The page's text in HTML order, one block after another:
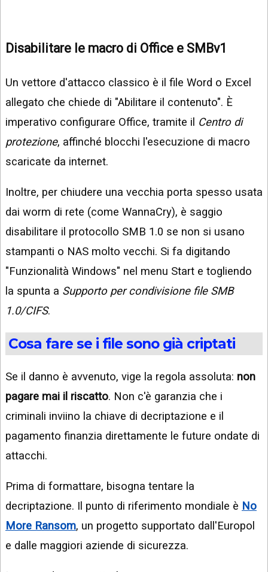
Disabilitare le macro di Office e SMBv1
Un vettore d'attacco classico è il file Word o Excel
allegato che chiede di "Abilitare il contenuto". È
imperativo configurare Office, tramite il Centro di
protezione, affinché blocchi l'esecuzione di macro
scaricate da internet.
Inoltre, per chiudere una vecchia porta spesso usata
dai worm di rete (come WannaCry), è saggio
disabilitare il protocollo SMB 1.0 se non si usano
stampanti o NAS molto vecchi. Si fa digitando
"Funzionalità Windows" nel menu Start e togliendo
la spunta a Supporto per condivisione file SMB
1.0/CIFS.
Cosa fare se i file sono già criptati
Se il danno è avvenuto, vige la regola assoluta: non
pagare mai il riscatto. Non c'è garanzia che i
criminali inviino la chiave di decriptazione e il
pagamento finanzia direttamente le future ondate di
attacchi.
Prima di formattare, bisogna tentare la
decriptazione. Il punto di riferimento mondiale è No
More Ransom, un progetto supportato dall'Europol
e dalle maggiori aziende di sicurezza.